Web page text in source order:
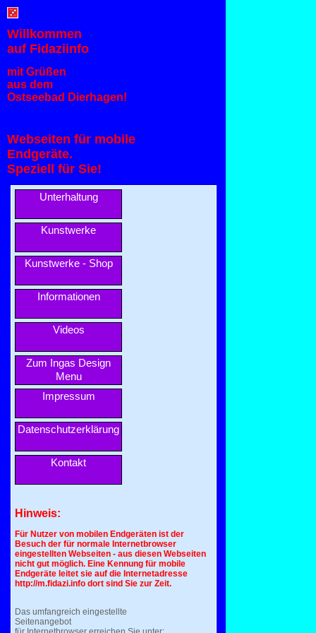
Willkommen
auf Fidaziinfo
mit Grüßen
aus dem
Ostseebad Dierhagen!
Webseiten für mobile
Endgeräte.
Speziell für Sie!
Unterhaltung
Kunstwerke
Kunstwerke - Shop
Informationen
Videos
Zum Ingas Design
Menu
Impressum
Datenschutzerklärung
Kontakt
Hinweis:
Für Nutzer von mobilen Endgeräten ist der
Besuch der für normale Internetbrowser
eingestellten Webseiten - aus diesen Webseiten
nicht gut möglich. Eine Kennung für mobile
Endgeräte leitet sie auf die Internetadresse
http://m.fidazi.info dort sind Sie zur Zeit.
Das umfangreich eingestellte
Seitenangebot